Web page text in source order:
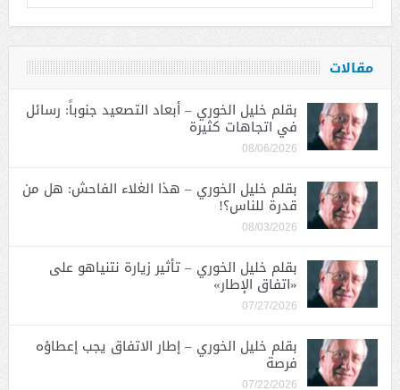
مقالات
بقلم خليل الخوري – أبعاد التصعيد جنوباً: رسائل
في اتجاهات كثيرة
08/06/2026
بقلم خليل الخوري – هذا الغلاء الفاحش: هل من
قدرة للناس؟!
08/03/2026
بقلم خليل الخوري – تأثير زيارة نتنياهو على
«اتفاق الإطار»
07/27/2026
بقلم خليل الخوري – إطار الاتفاق يجب إعطاؤه
فرصة
07/22/2026